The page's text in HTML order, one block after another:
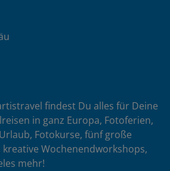
findest Du alles für Deine
in ganz Europa, Fotoferien,
Fotokurse, fünf große
Wochenendworkshops,
mehr!